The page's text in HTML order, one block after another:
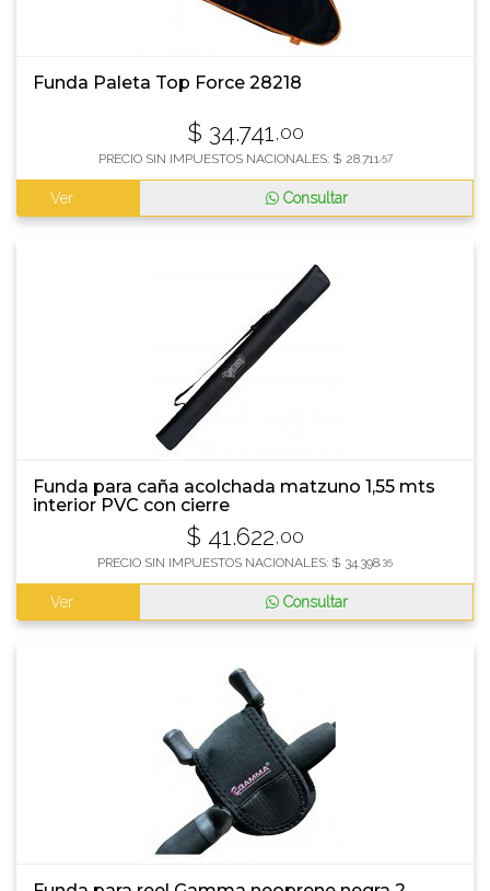
Funda Paleta Top Force 28218
$ 34.741 ,00
PRECIO SIN IMPUESTOS NACIONALES: $ 28.711 ,57
Ver Consultar
Funda para caña acolchada matzuno 1,55 mts
interior PVC con cierre
$ 41.622,00
PRECIO SIN IMPUESTOS NACIONALES: $ 34.398 ,35
Ver Consultar